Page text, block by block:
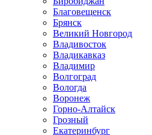
Благовещенск
Брянск
Великий Новгород
Владивосток
Владикавказ
Владимир
Волгоград
Вологда
Воронеж
Горно-Алтайск
Грозный
Екатеринбург